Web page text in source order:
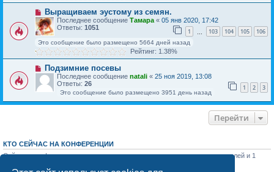
Выращиваем эустому из семян.
Последнее сообщение Тамара« 05 янв 2020, 17:42
Ответы: 1051 1 103 104 105 106
Это сообщение было размещено 5664 дней назад
Рейтинг: 1.38%
Подзимние посевы
Последнее сообщение natali « 25 ноя 2019, 13:08
Ответы: 26 1 2 3
Это сообщение было размещено 3951 день назад
Перейти
КТО СЕЙЧАС НА КОНФЕРЕНЦИИ
Сейчас этот форум просматривают: нет зарегистрированных пользователей и 1